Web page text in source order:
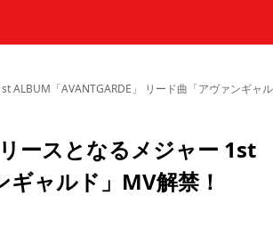
「AVANTGARDE」 リード曲「アヴァンギャ
ースとなるメジャー 1st
ャルド」MV解禁！